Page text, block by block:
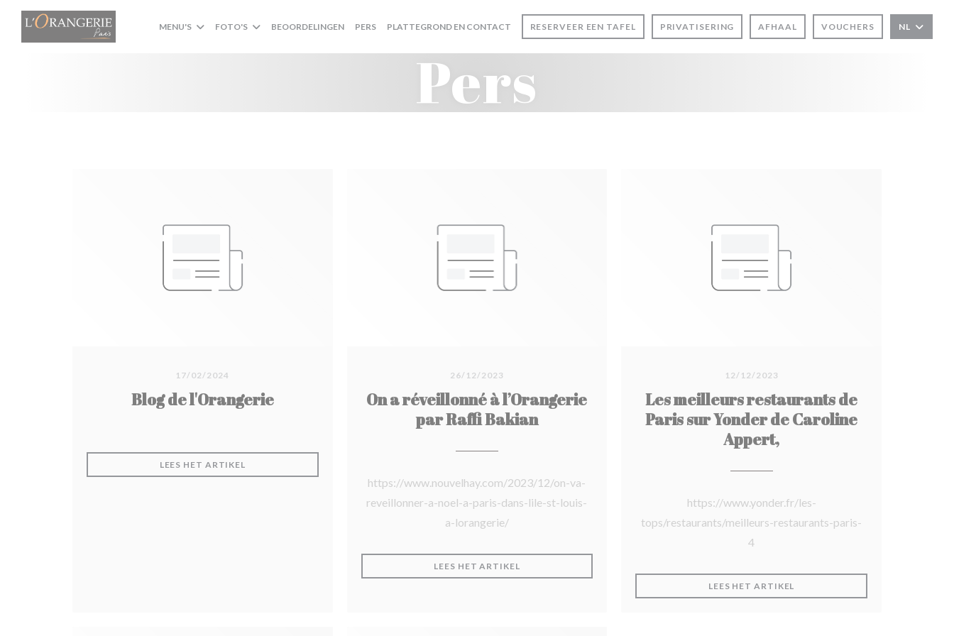
Cookies beheer paneel
MENU'S FOTO'S BEOORDELINGEN PERS PLATTEGROND EN CONTACT RESERVEER EEN TAFEL PRIVATISERING AFHAAL VOUCHERS NL
Pers
17/02/2024
Blog de l'Orangerie
LEES HET ARTIKEL
26/12/2023
On a réveillonné à l’Orangerie
par Raffi Bakian
https://www.nouvelhay.com/2023/12/on-va-
reveillonner-a-noel-a-paris-dans-lile-st-louis-
a-lorangerie/
LEES HET ARTIKEL((OPENT IN EEN NIEUW VENSTER))
12/12/2023
Les meilleurs restaurants de
Paris sur Yonder de Caroline
Appert,
https://www.yonder.fr/les-
tops/restaurants/meilleurs-restaurants-paris-
4
LEES HET ARTIKEL